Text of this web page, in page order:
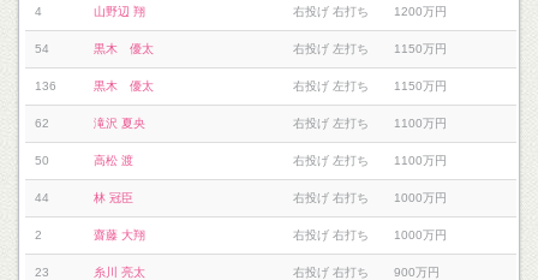
4 山野辺 翔 右投げ 右打ち 1200万円
54 黒木 優太 右投げ 左打ち 1150万円
136 黒木 優太 右投げ 左打ち 1150万円
62 滝沢 夏央 右投げ 左打ち 1100万円
50 高松 渡 右投げ 左打ち 1100万円
44 林 冠臣 右投げ 右打ち 1000万円
2 齋藤 大翔 右投げ 右打ち 1000万円
23 糸川 亮太 右投げ 右打ち 900万円